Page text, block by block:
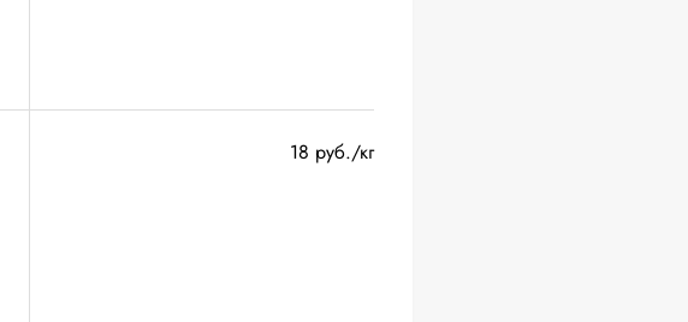
18 руб./кг